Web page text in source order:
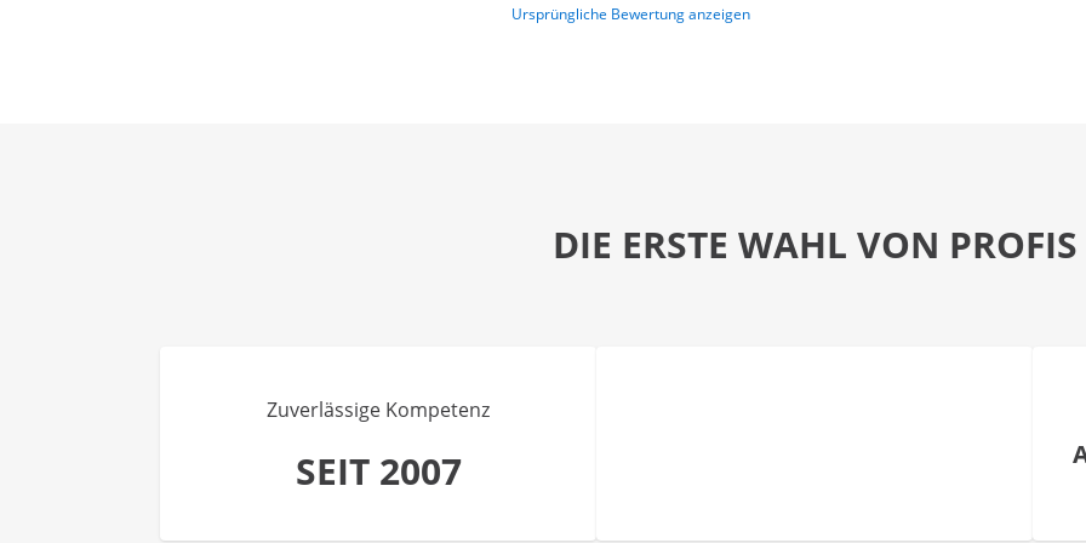
Ursprüngliche Bewertung anzeigen
DIE ERSTE WAHL VON PROFIS
Zuverlässige Kompetenz
SEIT 2007